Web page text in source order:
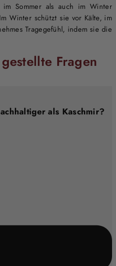
im Sommer als auch im Winter
Winter schützt sie vor Kälte, im
Tragegefühl, indem sie die
Fragen
als Kaschmir?